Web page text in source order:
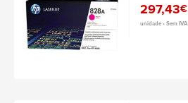
297,43€
unidade • Sem IVA